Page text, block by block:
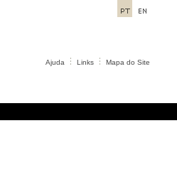
Ajuda Links Mapa do Site